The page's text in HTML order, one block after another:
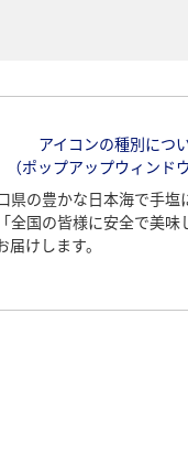
アイコンの種別につ
（ポップアップウィンド
県の豊かな日本海で手塩
全国の皆様に安全で美味
けします。